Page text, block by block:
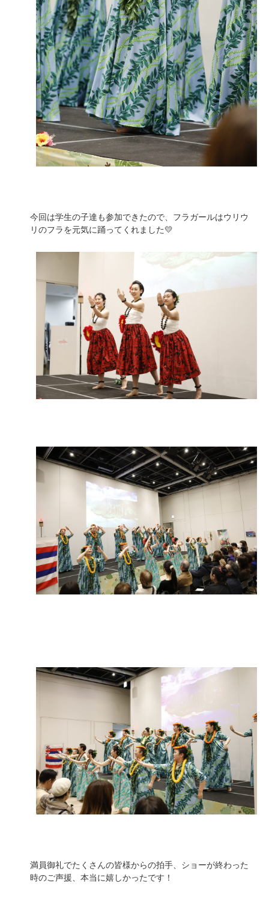
今回は学生の子達も参加できたので、フラガールはウリウ
リのフラを元気に踊ってくれました💛
満員御礼でたくさんの皆様からの拍手、ショーが終わった
時のご声援、本当に嬉しかったです！